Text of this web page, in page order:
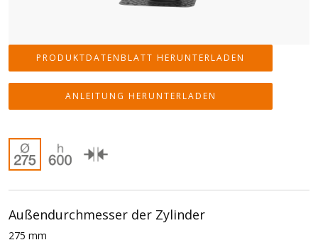
PRODUKTDATENBLATT HERUNTERLADEN
ANLEITUNG HERUNTERLADEN
Außendurchmesser der Zylinder
275 mm